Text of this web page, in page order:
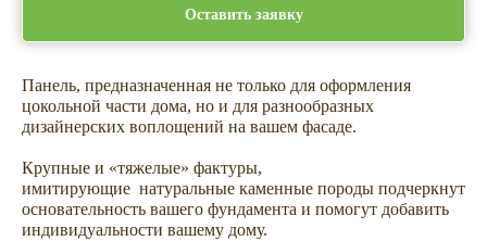
Оставить заявку
Панель, предназначенная не только для оформления
цокольной части дома, но и для разнообразных
дизайнерских воплощений на вашем фасаде.
Крупные и «тяжелые» фактуры,
имитирующие натуральные каменные породы подчеркнут
основательность вашего фундамента и помогут добавить
индивидуальности вашему дому.
Не откладывайте
покупку на потом